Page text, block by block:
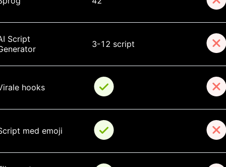
Script
3-12 script
hooks
med emoji